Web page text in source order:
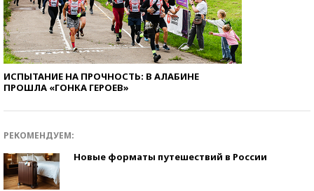
ИСПЫТАНИЕ НА ПРОЧНОСТЬ: В АЛАБИНЕ
ПРОШЛА «ГОНКА ГЕРОЕВ»
РЕКОМЕНДУЕМ:
Новые форматы путешествий в России